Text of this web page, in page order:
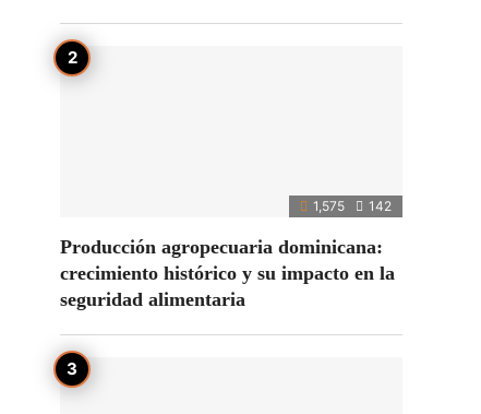
1,575 142
Producción agropecuaria dominicana:
crecimiento histórico y su impacto en la
seguridad alimentaria